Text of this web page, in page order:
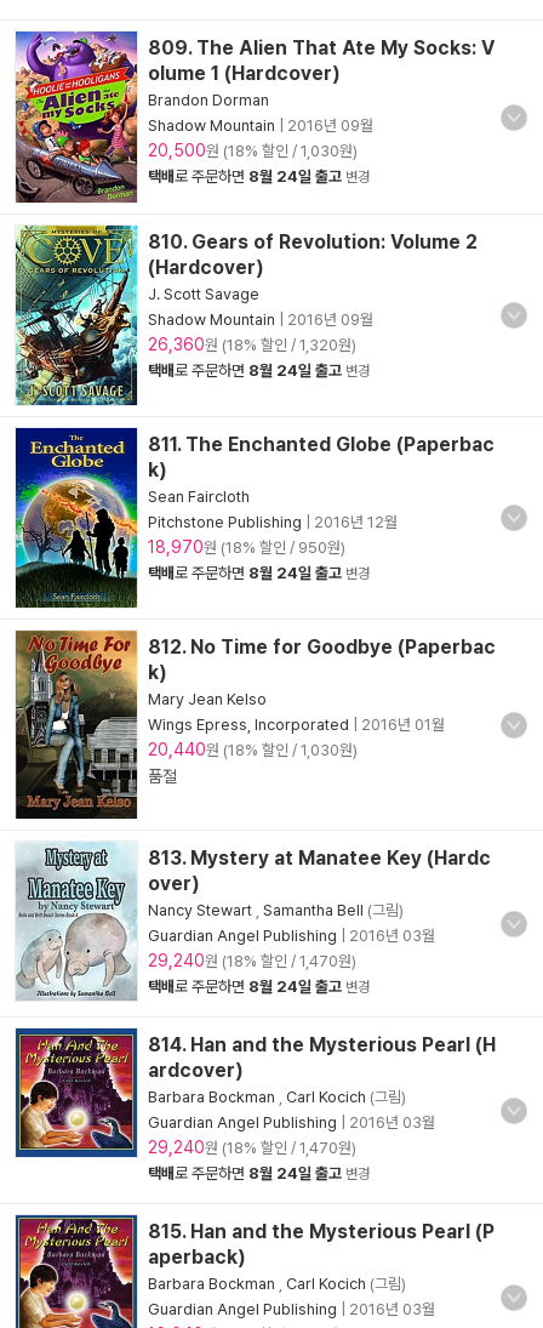
809. The Alien That Ate My Socks: V
olume 1 (Hardcover)
Brandon Dorman
Shadow Mountain
2016년 09월
20,500원 (18% 할인 / 1,030원)
택배로 주문하면 8월 24일 출고 변경
810. Gears of Revolution: Volume 2
(Hardcover)
J. Scott Savage
Shadow Mountain
2016년 09월
26,360원 (18% 할인 / 1,320원)
택배로 주문하면 8월 24일 출고 변경
811. The Enchanted Globe (Paperbac
k)
Sean Faircloth
Pitchstone Publishing
2016년 12월
18,970원 (18% 할인 / 950원)
택배로 주문하면 8월 24일 출고 변경
812. No Time for Goodbye (Paperbac
k)
Mary Jean Kelso
Wings Epress, Incorporated
2016년 01월
20,440원 (18% 할인 / 1,030원)
품절
813. Mystery at Manatee Key (Hardc
over)
Nancy Stewart Samantha Bell (그림)
Guardian Angel Publishing
2016년 03월
29,240원 (18% 할인 / 1,470원)
택배로 주문하면 8월 24일 출고 변경
814. Han and the Mysterious Pearl (H
ardcover)
Barbara Bockman Carl Kocich (그림)
Guardian Angel Publishing
2016년 03월
29,240원 (18% 할인 / 1,470원)
택배로 주문하면 8월 24일 출고 변경
815. Han and the Mysterious Pearl (P
aperback)
Barbara Bockman Carl Kocich (그림)
Guardian Angel Publishing
2016년 03월